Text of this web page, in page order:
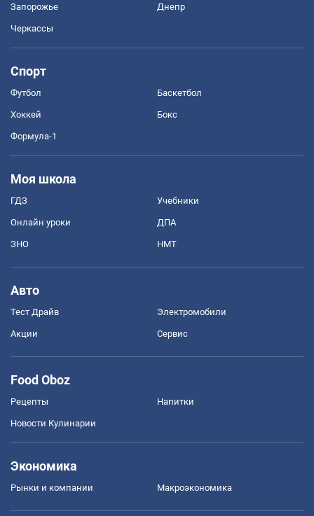
Запорожье Днепр
Черкассы
Спорт
Футбол Баскетбол
Хоккей Бокс
Формула-1
Моя школа
ГДЗ Учебники
Онлайн уроки ДПА
ЗНО НМТ
Авто
Тест Драйв Электромобили
Акции Сервис
Food Oboz
Рецепты Напитки
Новости Кулинарии
Экономика
Рынки и компании Mакроэкономика